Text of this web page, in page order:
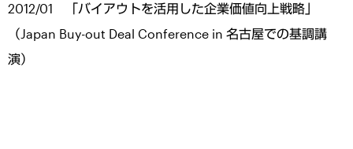
2012/01 「バイアウトを活用した企業価値向上戦略」
（Japan Buy-out Deal Conference in 名古屋での基調講
演）